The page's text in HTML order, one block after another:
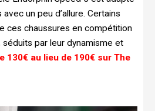
un peu d’allure. Certains
ces chaussures en compétition
par leur dynamisme et
130€ au lieu de 190€ sur The